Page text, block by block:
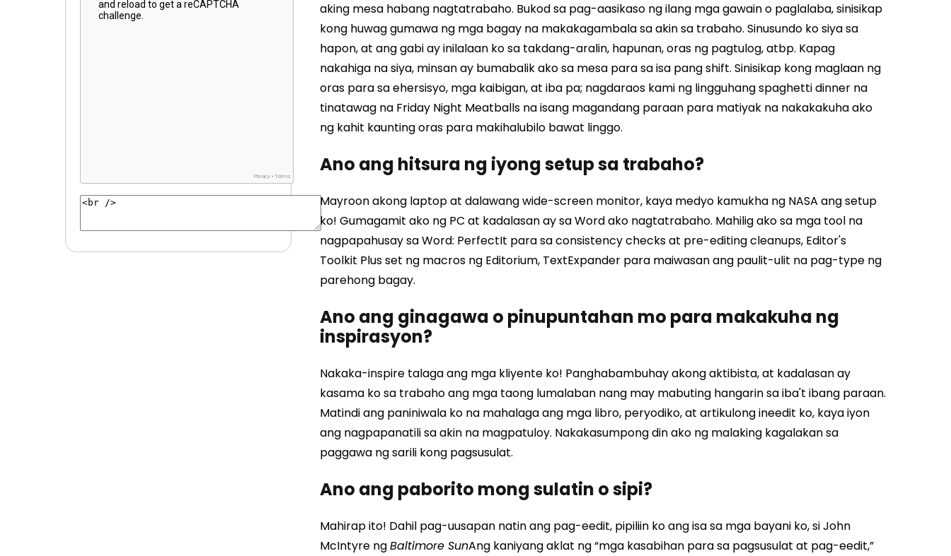
aking mesa habang nagtatrabaho. Bukod sa pag-aasikaso ng ilang mga gawain o paglalaba, sinisikap
kong huwag gumawa ng mga bagay na makakagambala sa akin sa trabaho. Sinusundo ko siya sa
hapon, at ang gabi ay inilalaan ko sa takdang-aralin, hapunan, oras ng pagtulog, atbp. Kapag
nakahiga na siya, minsan ay bumabalik ako sa mesa para sa isa pang shift. Sinisikap kong maglaan ng
oras para sa ehersisyo, mga kaibigan, at iba pa; nagdaraos kami ng lingguhang spaghetti dinner na
tinatawag na Friday Night Meatballs na isang magandang paraan para matiyak na nakakakuha ako
ng kahit kaunting oras para makihalubilo bawat linggo.
Ano ang hitsura ng iyong setup sa trabaho?
Mayroon akong laptop at dalawang wide-screen monitor, kaya medyo kamukha ng NASA ang setup
ko! Gumagamit ako ng PC at kadalasan ay sa Word ako nagtatrabaho. Mahilig ako sa mga tool na
nagpapahusay sa Word: PerfectIt para sa consistency checks at pre-editing cleanups, Editor's
Toolkit Plus set ng macros ng Editorium, TextExpander para maiwasan ang paulit-ulit na pag-type ng
parehong bagay.
Ano ang ginagawa o pinupuntahan mo para makakuha ng
inspirasyon?
Nakaka-inspire talaga ang mga kliyente ko! Panghabambuhay akong aktibista, at kadalasan ay
kasama ko sa trabaho ang mga taong lumalaban nang may mabuting hangarin sa iba't ibang paraan.
Matindi ang paniniwala ko na mahalaga ang mga libro, peryodiko, at artikulong ineedit ko, kaya iyon
ang nagpapanatili sa akin na magpatuloy. Nakakasumpong din ako ng malaking kagalakan sa
paggawa ng sarili kong pagsusulat.
Ano ang paborito mong sulatin o sipi?
Mahirap ito! Dahil pag-uusapan natin ang pag-eedit, pipiliin ko ang isa sa mga bayani ko, si John
McIntyre ngBaltimore SunAng kaniyang aklat ng “mga kasabihan para sa pagsusulat at pag-eedit,”